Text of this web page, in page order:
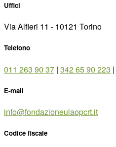
Uffici
Via Alfieri 11 - 10121 Torino
Telefono
011 263 90 37 | 342 65 90 223 |
E-mail
info@fondazioneulaopcrt.it
Codice fiscale